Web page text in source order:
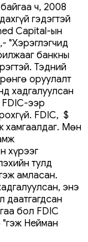
ч, 2008
гэдэгтэй
Capital-ын
"Хэрэглэгчид
банкны
Тэдний
оруулалт
хадгалуулсан
ээр
FDIC, $
хамгаалдаг. Мөн
хүрээг
тулд
амласан.
энэ
даатгагдсан
бол FDIC
"гэж Нейман